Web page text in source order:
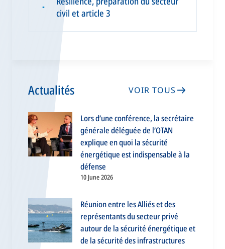
▪
civil et article 3
Actualités VOIR TOUS
Lors d’une conférence, la secrétaire
générale déléguée de l’OTAN
explique en quoi la sécurité
énergétique est indispensable à la
défense
10 June 2026
Réunion entre les Alliés et des
représentants du secteur privé
autour de la sécurité énergétique et
de la sécurité des infrastructures